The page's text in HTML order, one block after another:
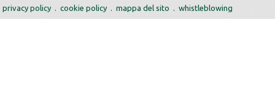
privacy policy .cookie policy.mappa del sito .whistleblowing